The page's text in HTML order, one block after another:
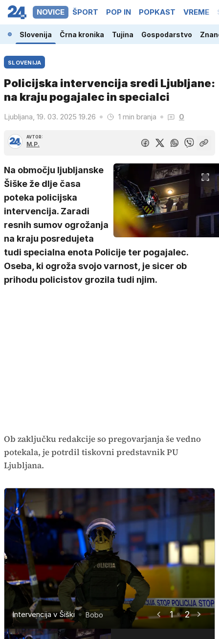
NOVICE ŠPORT POP IN POPKAST VREME
Slovenija Črna kronika Tujina Gospodarstvo
SLOVENIJA
Policijska intervencija sredi Ljubljane:
na kraju pogajalec in specialci
Ljubljana, 19. 03. 2025 19.26 1 min branja 0
AVTOR:
M.P.
Na območju ljubljanske
Šiške že dlje časa
poteka policijska
intervencija. Zaradi
resnih sumov ogrožanja
na kraju posredujeta
tudi specialna enota Policije ter pogajalec.
Oseba, ki ogroža svojo varnost, je sicer ob
prihodu policistov grozila tudi njim.
Ob zaključku redakcije so pregovarjanja še vedno
potekala, je potrdil tiskovni predstavnik PU
Ljubljana.
1 2
Intervencija v Šiški Bobo
Intervencija v Šiški Bobo